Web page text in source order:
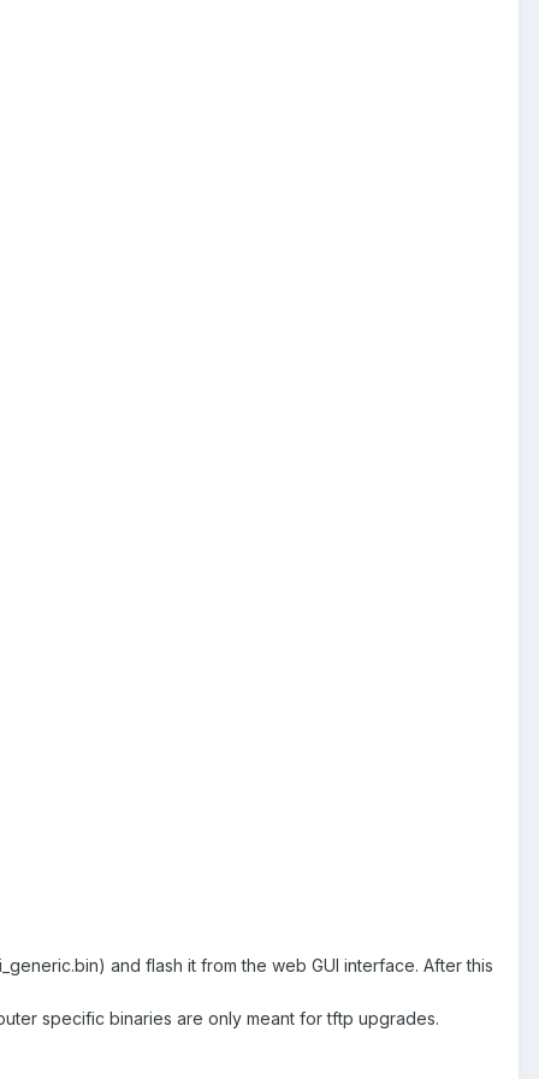
and flash it from the web GUI interface. After this
specific binaries are only meant for tftp upgrades.